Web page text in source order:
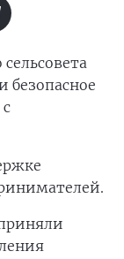
безопасное